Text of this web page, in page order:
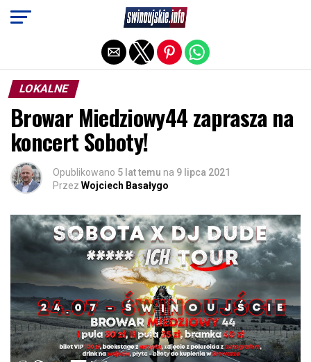
LOKALNE
Browar Miedziowy44 zaprasza na
koncert Soboty!
Opublikowano 5 lat temu na 9 lipca 2021
Przez Wojciech Basałygo
Exit mobile version